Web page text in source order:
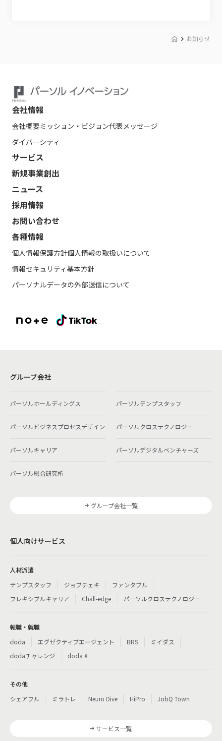
お知らせ
会社情報
会社概要ミッション・ビジョン代表メッセージ
ダイバーシティ
サービス
新規事業創出
ニュース
採用情報
お問い合わせ
各種情報
個人情報保護方針個人情報の取扱いについて
情報セキュリティ基本方針
パーソナルデータの外部送信について
グループ会社
パーソルホールディングス パーソルテンプスタッフ
パーソルビジネスプロセスデザイン パーソルクロステクノロジー
パーソルキャリア パーソルデジタルベンチャーズ
パーソル総合研究所
グループ会社一覧
個人向けサービス
人材派遣
テンプスタッフ
ジョブチェキ
ファンタブル
フレキシブルキャリア
Chall-edge パーソルクロステクノロジー
転職・就職
doda
エグゼクティブエージェント BRS
ミイダス
dodaチャレンジ
doda X
その他
シェアフル
ミラトレ Neuro Dive HiPro JobQ Town
サービス一覧